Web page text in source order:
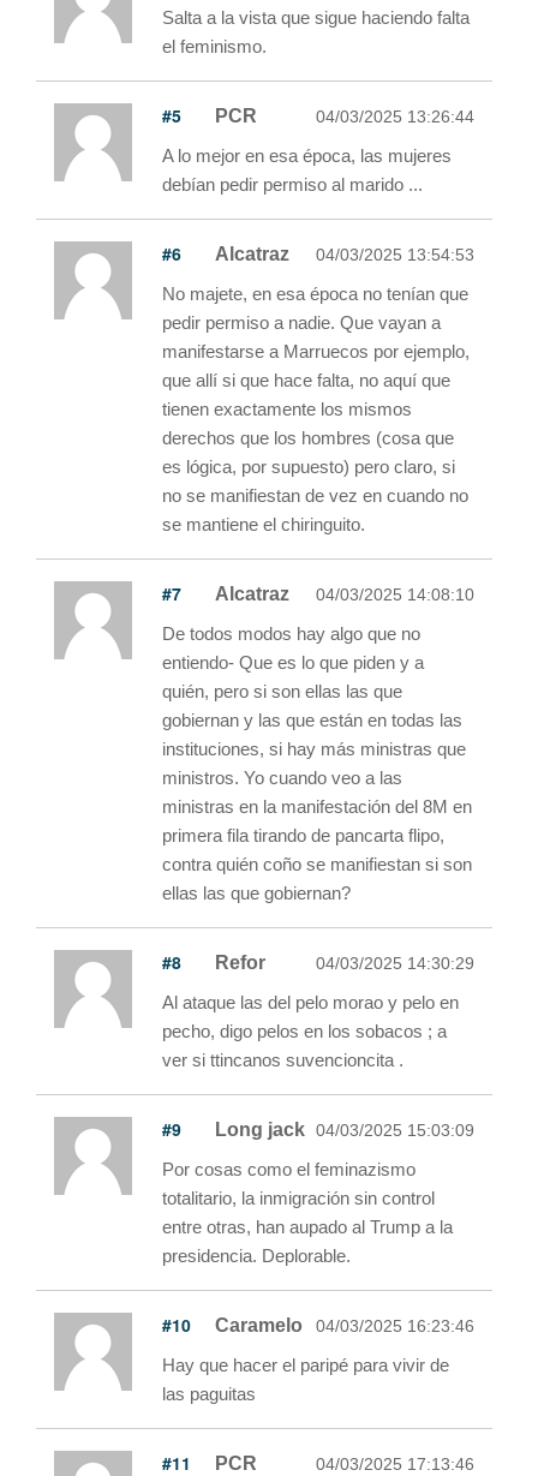
Salta a la vista que sigue haciendo falta
el feminismo.
#5 PCR 04/03/2025 13:26:44
A lo mejor en esa época, las mujeres
debían pedir permiso al marido ...
#6 Alcatraz 04/03/2025 13:54:53
No majete, en esa época no tenían que
pedir permiso a nadie. Que vayan a
manifestarse a Marruecos por ejemplo,
que allí si que hace falta, no aquí que
tienen exactamente los mismos
derechos que los hombres (cosa que
es lógica, por supuesto) pero claro, si
no se manifiestan de vez en cuando no
se mantiene el chiringuito.
#7 Alcatraz 04/03/2025 14:08:10
De todos modos hay algo que no
entiendo- Que es lo que piden y a
quién, pero si son ellas las que
gobiernan y las que están en todas las
instituciones, si hay más ministras que
ministros. Yo cuando veo a las
ministras en la manifestación del 8M en
primera fila tirando de pancarta flipo,
contra quién coño se manifiestan si son
ellas las que gobiernan?
#8 Refor 04/03/2025 14:30:29
Al ataque las del pelo morao y pelo en
pecho, digo pelos en los sobacos ; a
ver si ttincanos suvencioncita .
#9 Long jack 04/03/2025 15:03:09
Por cosas como el feminazismo
totalitario, la inmigración sin control
entre otras, han aupado al Trump a la
presidencia. Deplorable.
#10 Caramelo 04/03/2025 16:23:46
Hay que hacer el paripé para vivir de
las paguitas
#11 PCR 04/03/2025 17:13:46